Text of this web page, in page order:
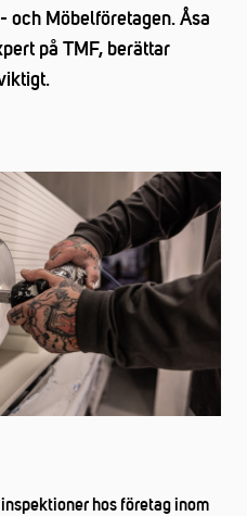
och Möbelföretagen. Åsa
på TMF, berättar
hos företag inom